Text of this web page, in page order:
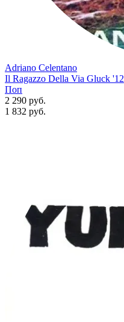
Adriano Celentano
Il Ragazzo Della Via Gluck '12
Поп
2 290 руб.
1 832 руб.